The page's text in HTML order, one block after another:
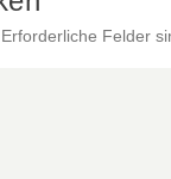
Erforderliche Felder